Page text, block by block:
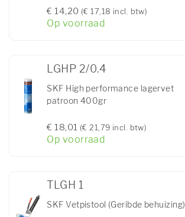
€ 14,20 (€ 17,18 incl. btw)
Op voorraad
LGHP 2/0.4
SKF High performance lagervet
patroon 400gr
€ 18,01 (€ 21,79 incl. btw)
Op voorraad
TLGH 1
SKF Vetpistool (Geribde behuizing)